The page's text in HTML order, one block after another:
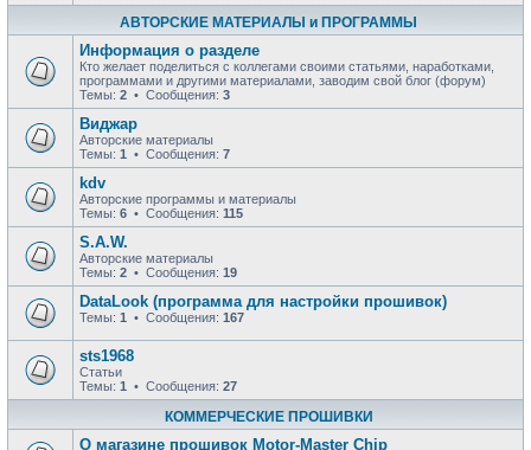
АВТОРСКИЕ МАТЕРИАЛЫ и ПРОГРАММЫ
Информация о разделе
Кто желает поделиться с коллегами своими статьями, наработками,
программами и другими материалами, заводим свой блог (форум)
Темы: 2 • Сообщения: 3
Виджар
Авторские материалы
Темы: 1 • Сообщения: 7
kdv
Авторские программы и материалы
Темы: 6 • Сообщения: 115
S.A.W.
Авторские материалы
Темы: 2 • Сообщения: 19
DataLook (программа для настройки прошивок)
Темы: 1 • Сообщения: 167
sts1968
Статьи
Темы: 1 • Сообщения: 27
КОММЕРЧЕСКИЕ ПРОШИВКИ
О магазине прошивок Motor-Master Chip